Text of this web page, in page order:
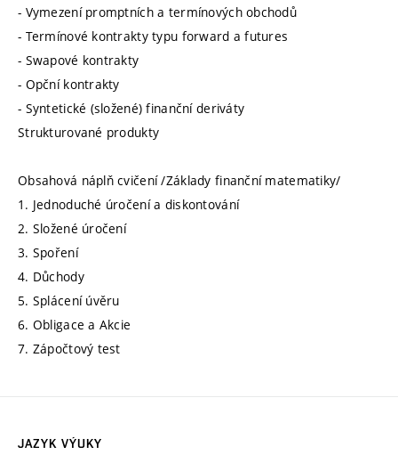
- Vymezení promptních a termínových obchodů
- Termínové kontrakty typu forward a futures
- Swapové kontrakty
- Opční kontrakty
- Syntetické (složené) finanční deriváty
Strukturované produkty
Obsahová náplň cvičení /Základy finanční matematiky/
1. Jednoduché úročení a diskontování
2. Složené úročení
3. Spoření
4. Důchody
5. Splácení úvěru
6. Obligace a Akcie
7. Zápočtový test
JAZYK VÝUKY